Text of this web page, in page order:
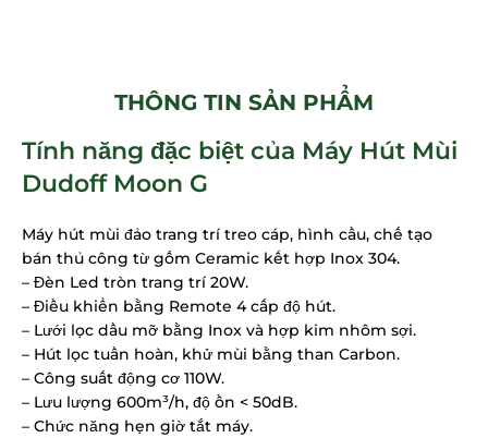
THÔNG TIN SẢN PHẨM
Tính năng đặc biệt của Máy Hút Mùi
Dudoff Moon G
Máy hút mùi đảo trang trí treo cáp, hình cầu, chế tạo
bán thủ công từ gốm Ceramic kết hợp Inox 304.
– Đèn Led tròn trang trí 20W.
– Điều khiển bằng Remote 4 cấp độ hút.
– Lưới lọc dầu mỡ bằng Inox và hợp kim nhôm sợi.
– Hút lọc tuần hoàn, khử mùi bằng than Carbon.
– Công suất động cơ 110W.
– Lưu lượng 600m³/h, độ ồn < 50dB.
– Chức năng hẹn giờ tắt máy.